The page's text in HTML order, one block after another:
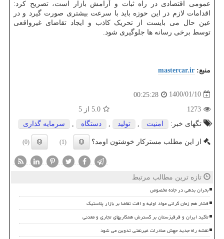
عمومی اقتصادی در راه ثبات و آرامش بازار است، تصریح کرد:
اقدامات لازم در این حوزه باید با سرعت بیشتری صورت گیرد و در
عین حال می بایست از تحریک کاذب و ایجاد تقاضای غیرواقعی
توسط برخی رسانه ها جلوگیری شود.
منبع: mastercar.ir
1400/01/10
00:25:28
1273
5.0 از 5
تگهای خبر:
امنیت تولید دستگاه سرمایه گذاری
از این مطلب مسترکار خوشتون اومد؟ (1)
(0)
تازه ترین مطالب مرتبط
بحران بدهی در جاده مخصوص
فشار هم زمان گرانی مواد اولیه و افت تقاضا بر بازار پلاستیک
تأکید ایران و قرقیزستان بر گسترش همکاریهای تجاری و معدنی
نقشه راه جدید جهش صادرات غیرنفتی تدوین می شود